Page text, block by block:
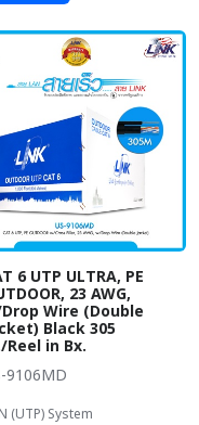
6 UTP ULTRA, PE
23 AWG,
Wire (Double
Black 305
Reel in Bx.
9106MD
(UTP) System